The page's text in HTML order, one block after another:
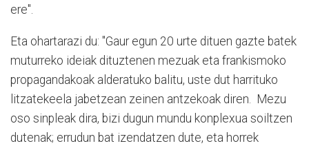
ere".
Eta ohartarazi du: "Gaur egun 20 urte dituen gazte batek
muturreko ideiak dituztenen mezuak eta frankismoko
propagandakoak alderatuko balitu, uste dut harrituko
litzatekeela jabetzean zeinen antzekoak diren. Mezu
oso sinpleak dira, bizi dugun mundu konplexua soiltzen
dutenak; errudun bat izendatzen dute, eta horrek